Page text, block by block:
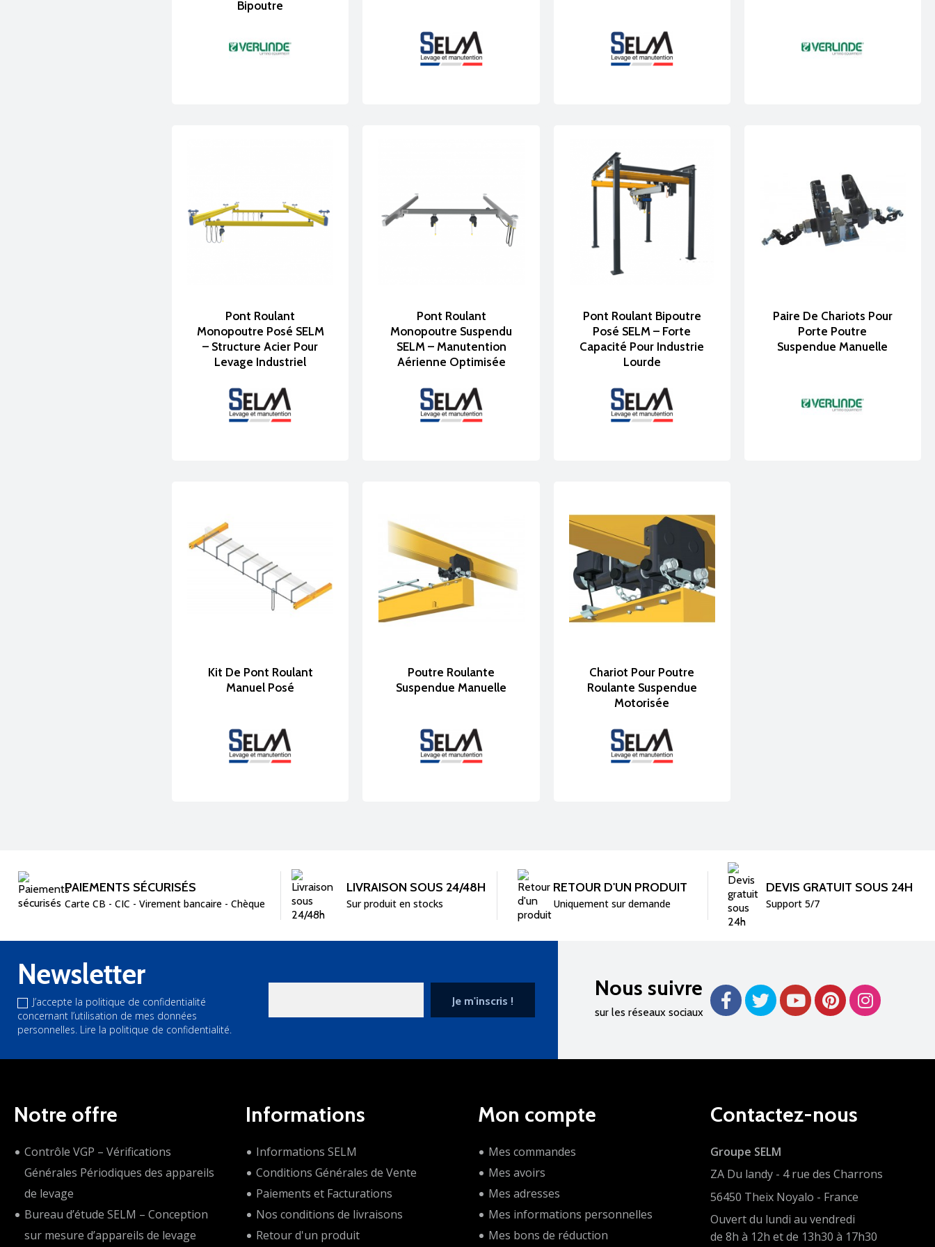
Des solutions de levage robustes et conformes
Conformité CE et respect des normes de levage applicables.
✔ Capacité de charge (CMU) clairement définie et documentée.
Conception robuste pour une utilisation intensive.
SELM s’appuie sur son bureau d’étude
à votre environnement.
Nous proposons des solutions standards ainsi que desfabrications sur mesure
, intégrant des dimensions spécifiques, des capacités
particulières, des modes de déplacement adaptés et des options d’intégration personnalisées.
Contactez SELM pour définir une solution standard ou sur mesure, parfaitement intégrée à votre environnement de travail.
Demander un conseil ou un devis
Découvrez ci-dessous notre sélection destructures, poutres roulantes et ponts posés professionnels
, conçus pour optimiser et
Bipoutre
Pont Roulant
Monopoutre Posé SELM
– Structure Acier Pour
Levage Industriel
Pont Roulant
Monopoutre Suspendu
SELM – Manutention
Aérienne Optimisée
Pont Roulant Bipoutre
Posé SELM – Forte
Capacité Pour Industrie
Lourde
Paire De Chariots Pour
Porte Poutre
Suspendue Manuelle
Kit De Pont Roulant
Manuel Posé
Poutre Roulante
Suspendue Manuelle
Chariot Pour Poutre
Roulante Suspendue
Motorisée
PAIEMENTS SÉCURISÉS
Carte CB - CIC - Virement bancaire - Chèque
LIVRAISON SOUS 24/48H
Sur produit en stocks
RETOUR D'UN PRODUIT
Uniquement sur demande
DEVIS GRATUIT SOUS 24H
Support 5/7
Newsletter
J’accepte la politique de confidentialité
concernant l’utilisation de mes données
personnelles. Lire la politique de confidentialité.
Nous suivre
sur les réseaux sociaux
Notre offre
Contrôle VGP – Vérifications
Générales Périodiques des appareils
de levage
Bureau d’étude SELM – Conception
sur mesure d’appareils de levage
Informations
Informations SELM
Conditions Générales de Vente
Paiements et Facturations
Nos conditions de livraisons
Retour d'un produit
Mon compte
Mes commandes
Mes avoirs
Mes adresses
Mes informations personnelles
Mes bons de réduction
Contactez-nous
Groupe SELM
ZA Du landy - 4 rue des Charrons
56450 Theix Noyalo - France
Ouvert du lundi au vendredi
de 8h à 12h et de 13h30 à 17h30